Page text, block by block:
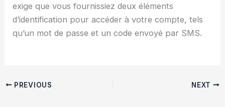
exige que vous fournissiez deux éléments
d’identification pour accéder à votre compte, tels
qu’un mot de passe et un code envoyé par SMS.
PREVIOUS NEXT